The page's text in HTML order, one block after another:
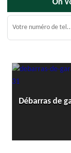
On
Débarras de